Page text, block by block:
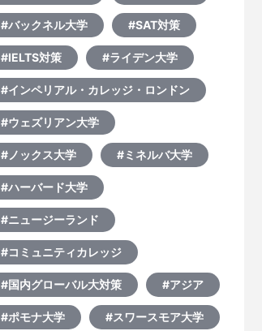
#バックネル大学 #SAT対策
#IELTS対策 #ライデン大学
#インペリアル・カレッジ・ロンドン
#ウェズリアン大学
#ノックス大学 #ミネルバ大学
#ハーバード大学
#ニュージーランド
#コミュニティカレッジ
#国内グローバル大対策 #アジア
#ポモナ大学 #スワースモア大学